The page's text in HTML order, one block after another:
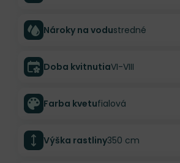
Nároky na vodustredné
Doba kvitnutiaVI-VIII
Farba kvetufialová
Výška rastliny350 cm